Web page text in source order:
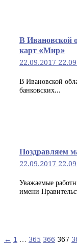
В Ивановской
карт «Мир»
22.09.2017
В Ивановской
банковских...
Поздравляем
22.09.2017
Уважаемые
имени
Навигация
← 1 … 365 366 367